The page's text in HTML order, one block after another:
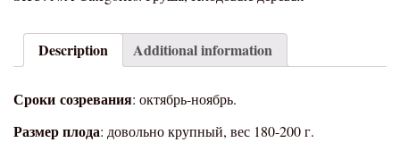
Description Additional information
Сроки созревания: октябрь-ноябрь.
Размер плода: довольно крупный, вес 180-200 г.